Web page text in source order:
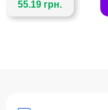
55.19 грн.